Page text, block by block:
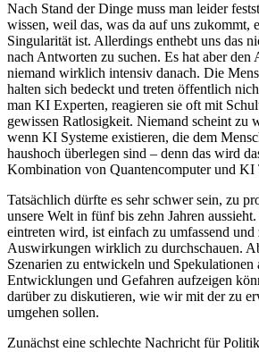
Nach Stand der Dinge muss man leider
wissen, weil das, was da auf uns zukommt,
Singularität ist. Allerdings enthebt uns das
nach Antworten zu suchen. Es hat aber den
niemand wirklich intensiv danach. Die
halten sich bedeckt und treten öffentlich
man KI Experten, reagieren sie oft mit
gewissen Ratlosigkeit. Niemand scheint zu
wenn KI Systeme existieren, die dem
haushoch überlegen sind – denn das wird
Kombination von Quantencomputer und KI
Tatsächlich dürfte es sehr schwer sein, zu
unsere Welt in fünf bis zehn Jahren
eintreten wird, ist einfach zu umfassend
Auswirkungen wirklich zu durchschauen.
Szenarien zu entwickeln und Spekulationen
Entwicklungen und Gefahren aufzeigen
darüber zu diskutieren, wie wir mit der zu
umgehen sollen.
Zunächst eine schlechte Nachricht für